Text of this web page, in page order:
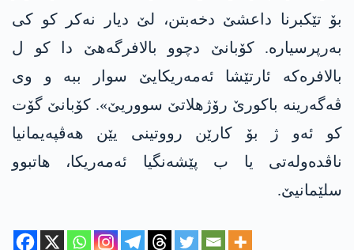
بۆ تێکبرنا داعشێ دخەبتن، لێ دیار نەکر کو کی
بەرپرسیارە. کۆبانێ دچوو بالافرگەهێ دا کو ل
بالافرەکە ئارتێشا ئه‌مەریکایێ سوار ببە و وی
ڤەگەرینە باکورێ رۆژهلاتێ سووریێ». کۆبانێ گۆت
کو ئەو ژ بۆ کارێن رووتینی یێن هه‌ڤپه‌یمانیا
ناڤده‌وله‌تی یا ب پێشەنگیا ئه‌مەریکا، هاتبوو
سلێمانیێ.